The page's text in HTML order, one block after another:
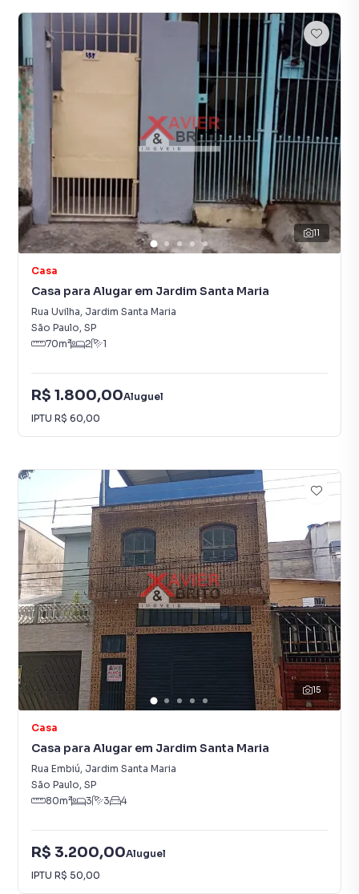
11
Casa
Casa para Alugar em Jardim Santa Maria
Rua Uvilha, Jardim Santa Maria
São Paulo, SP
70m² 2 1
R$ 1.800,00Aluguel
IPTU R$ 60,00
15
Casa
Casa para Alugar em Jardim Santa Maria
Rua Embiú, Jardim Santa Maria
São Paulo, SP
80m² 3 3 4
R$ 3.200,00Aluguel
IPTU R$ 50,00